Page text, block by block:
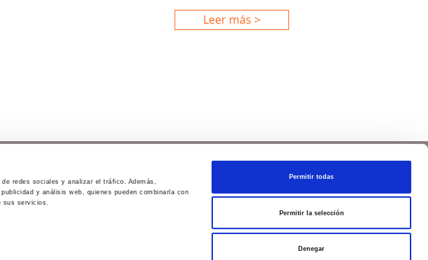
redes sociales y analizar el tráfico. Además,
y análisis web, quienes pueden combinarla con
sus servicios.
Permitir todas
Permitir la selección
Denegar
Leer más >
(Rotonda Jesuitas)
Aviso legal